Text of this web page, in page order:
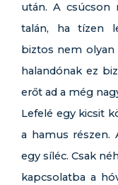
után. A
talán, ha tízen
biztos nem olyan
halandónak ez
erőt ad a még
Lefelé egy kicsit
a hamus részen.
egy síléc. Csak
kapcsolatba a